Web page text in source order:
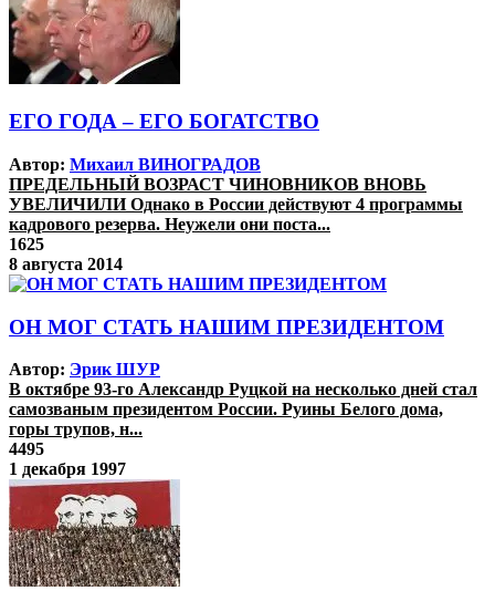
ЕГО ГОДА – ЕГО БОГАТСТВО
Автор: Михаил ВИНОГРАДОВ
ПРЕДЕЛЬНЫЙ ВОЗРАСТ ЧИНОВНИКОВ ВНОВЬ
УВЕЛИЧИЛИ Однако в России действуют 4 программы
кадрового резерва. Неужели они поста...
1625
8 августа 2014
ОН МОГ СТАТЬ НАШИМ ПРЕЗИДЕНТОМ
Автор: Эрик ШУР
В октябре 93-го Александр Руцкой на несколько дней стал
самозваным президентом России. Руины Белого дома,
горы трупов, н...
4495
1 декабря 1997